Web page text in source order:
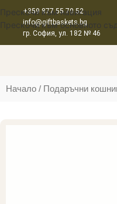
Прескочи към навигация
Прескочи към основното
+359 877 55 70 52
info@giftbaskets.bg
гр. София, ул. 182 № 46
Начало Подаръчни